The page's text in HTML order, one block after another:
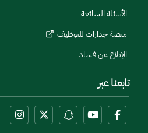
الأسئلة الشائعة
منصة جدارات للتوظيف
الإبلاغ عن فساد
تابعنا عبر